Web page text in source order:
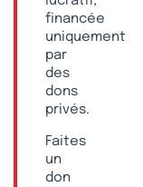
financée
uniquement
par
des
dons
privés.
Faites
un
don